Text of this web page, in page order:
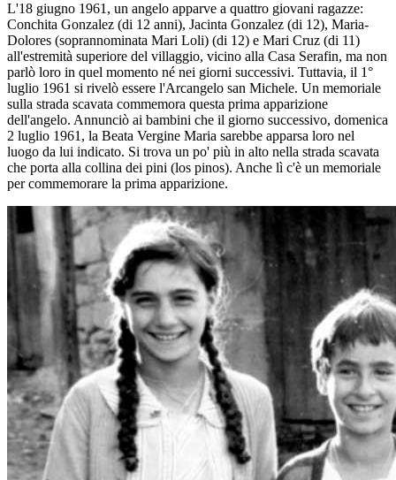
L'18 giugno 1961, un angelo apparve a quattro giovani ragazze:
Conchita Gonzalez (di 12 anni), Jacinta Gonzalez (di 12), Maria-
Dolores (soprannominata Mari Loli) (di 12) e Mari Cruz (di 11)
all'estremità superiore del villaggio, vicino alla Casa Serafin, ma non
parlò loro in quel momento né nei giorni successivi. Tuttavia, il 1°
luglio 1961 si rivelò essere l'Arcangelo san Michele. Un memoriale
sulla strada scavata commemora questa prima apparizione
dell'angelo. Annunciò ai bambini che il giorno successivo, domenica
2 luglio 1961, la Beata Vergine Maria sarebbe apparsa loro nel
luogo da lui indicato. Si trova un po' più in alto nella strada scavata
che porta alla collina dei pini (los pinos). Anche lì c'è un memoriale
per commemorare la prima apparizione.